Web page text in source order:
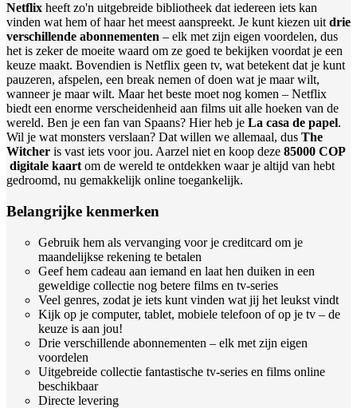
Netflix heeft zo'n uitgebreide bibliotheek dat iedereen iets kan
vinden wat hem of haar het meest aanspreekt. Je kunt kiezen uit drie
verschillende abonnementen – elk met zijn eigen voordelen, dus
het is zeker de moeite waard om ze goed te bekijken voordat je een
keuze maakt. Bovendien is Netflix geen tv, wat betekent dat je kunt
pauzeren, afspelen, een break nemen of doen wat je maar wilt,
wanneer je maar wilt. Maar het beste moet nog komen – Netflix
biedt een enorme verscheidenheid aan films uit alle hoeken van de
wereld. Ben je een fan van Spaans? Hier heb je La casa de papel.
Wil je wat monsters verslaan? Dat willen we allemaal, dus The
Witcher is vast iets voor jou. Aarzel niet en koop deze 85000 COP
digitale kaart om de wereld te ontdekken waar je altijd van hebt
gedroomd, nu gemakkelijk online toegankelijk.
Belangrijke kenmerken
Gebruik hem als vervanging voor je creditcard om je
maandelijkse rekening te betalen
Geef hem cadeau aan iemand en laat hen duiken in een
geweldige collectie nog betere films en tv-series
Veel genres, zodat je iets kunt vinden wat jij het leukst vindt
Kijk op je computer, tablet, mobiele telefoon of op je tv – de
keuze is aan jou!
Drie verschillende abonnementen – elk met zijn eigen
voordelen
Uitgebreide collectie fantastische tv-series en films online
beschikbaar
Directe levering